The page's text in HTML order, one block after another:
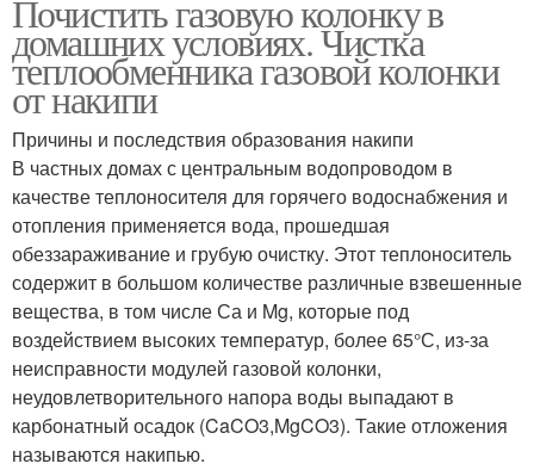
Почистить газовую колонку в
домашних условиях. Чистка
теплообменника газовой колонки
от накипи
Причины и последствия образования накипи
В частных домах с центральным водопроводом в
качестве теплоносителя для горячего водоснабжения и
отопления применяется вода, прошедшая
обеззараживание и грубую очистку. Этот теплоноситель
содержит в большом количестве различные взвешенные
вещества, в том числе Са и Mg, которые под
воздействием высоких температур, более 65°С, из-за
неисправности модулей газовой колонки,
неудовлетворительного напора воды выпадают в
карбонатный осадок (CaCO3,MgCO3). Такие отложения
называются накипью.